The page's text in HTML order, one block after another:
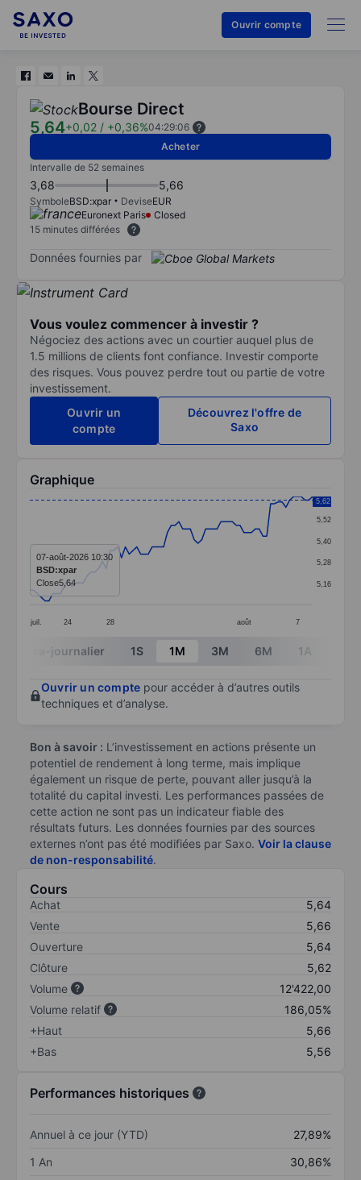
Ouvrir compte
Bourse Direct
5,64+0,02 / +0,36%04:29:06
Acheter
Intervalle de 52 semaines
3,68 5,66
SymboleBSD:xpar DeviseEUR
Euronext Paris
Closed
15 minutes différées
Données fournies par
Vous voulez commencer à investir ?
Négociez des actions avec un courtier auquel plus de
1.5 millions de clients font confiance. Investir comporte
des risques. Vous pouvez perdre tout ou partie de votre
investissement.
Ouvrir un
compte
Découvrez l'offre de
Saxo
Graphique
Line chart with 75 data points.
The chart has 1 X axis displaying categories.
The chart has 1 Y axis displaying values. Data
juil. 24 28 août 7
5,16
5,28
5,40
5,52
5,62
07-août-2026 10:30
BSD:xpar
Close5,64
End of interactive chart.
Intra-journalier 1S 1M 3M 6M 1A
Ouvrir un compte pour accéder à d’autres outils
techniques et d’analyse.
Bon à savoir : L’investissement en actions présente un
potentiel de rendement à long terme, mais implique
également un risque de perte, pouvant aller jusqu’à la
totalité du capital investi. Les performances passées de
cette action ne sont pas un indicateur fiable des
résultats futurs. Les données fournies par des sources
externes n’ont pas été modifiées par Saxo. Voir la clause
de non-responsabilité.
Cours
Achat
5,64
Vente
5,66
Ouverture
5,64
Clôture
5,62
Volume
12'422,00
Volume relatif
186,05%
+Haut
5,66
+Bas
5,56
Performances historiques
Annuel à ce jour (YTD)
27,89%
1 An
30,86%